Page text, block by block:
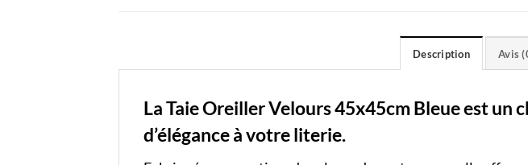
Description Avis
La Taie Oreiller Velours 45x45cm Bleue est
d’élégance à votre literie.